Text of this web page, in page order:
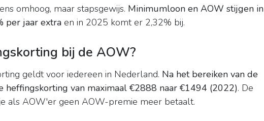
omhoog, maar stapsgewijs. Minimumloon en AOW stijgen in
per jaar extra en in 2025 komt er 2,32% bij.
bij de AOW?
geldt voor iedereen in Nederland. Na het bereiken van de
van maximaal €2888 naar €1494 (2022). De
als AOW'er geen AOW-premie meer betaalt.